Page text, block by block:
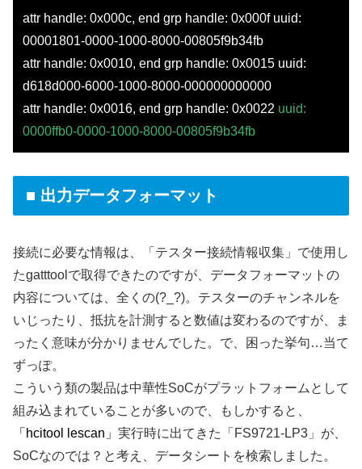
attr handle: 0x000c, end grp handle: 0x000f uuid:
00001801-0000-1000-8000-00805f9b34fb
attr handle: 0x0010, end grp handle: 0x0015 uuid:
d618d000-6000-1000-8000-000000000000
attr handle: 0x0016, end grp handle: 0x0022 uuid:
0000ffb0-0000-1000-8000-00805f9b34fb
■ 出力データフォーマット
接続に必要な情報は、「テスター接続情報収集」で使用し
たgatttoolで取得できたのですが、データフォーマットの
内容については、全くの(?_?)。テスターのチャンネルを
いじったり、抵抗を計測すると数値は変わるのですが、ま
ったく意味が分かりませんでした。で、困った挙句…当て
ずっぽ。
こういう類の製品は中華性SoCがプラットフォームとして
組み込まれていることが多いので、もしかすると、
「hcitool lescan」 実行時に出てきた「FS9721-LP3」が、
SoCなのでは？と考え、データシートを検索しました。